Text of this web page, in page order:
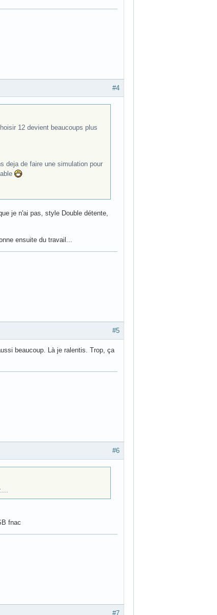
#4
12 devient beaucoups plus
deja de faire une simulation pour
je n'ai pas, style Double détente,
ensuite du travail...
#5
beaucoup. Là je ralentis. Trop, ça
#6
fnac
#7